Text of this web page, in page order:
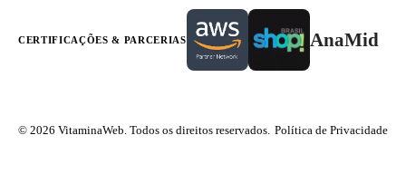
CERTIFICAÇÕES & PARCERIAS AnaMid
© 2026 VitaminaWeb. Todos os direitos reservados. Política de Privacidade